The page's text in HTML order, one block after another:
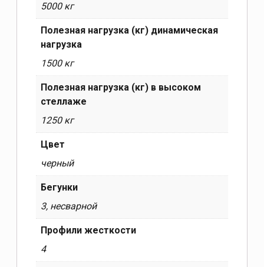
5000 кг
Полезная нагрузка (кг) динамическая
нагрузка
1500 кг
Полезная нагрузка (кг) в высоком
стеллаже
1250 кг
Цвет
черный
Бегунки
3, несварной
Профили жесткости
4